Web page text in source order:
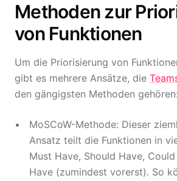
Methoden zur
von Funktionen
Um die Priorisierung von
gibt es mehrere Ansätze, die
den gängigsten Methoden gehören:
MoSCoW-Methode: Dieser
Ansatz teilt die Funktionen in
Must Have, Should Have,
Have (zumindest vorerst). So